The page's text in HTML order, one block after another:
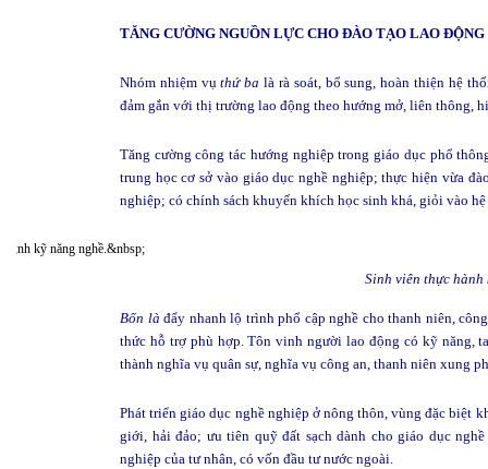
TĂNG CƯỜNG NGUỒN LỰC CHO ĐÀO TẠO LAO
Nhóm nhiệm vụthứ ba là rà soát, bổ sung, hoàn thiện hệ
đảm gắn với thị trường lao động theo hướng mở, liên thông,
Tăng cường công tác hướng nghiệp trong giáo dục phổ
trung học cơ sở vào giáo dục nghề nghiệp; thực hiện vừa
nghiệp; có chính sách khuyến khích học sinh khá, giỏi vào
Sinh viên thực
Bốn là đẩy nhanh lộ trình phổ cập nghề cho thanh niên,
thức hỗ trợ phù hợp. Tôn vinh người lao động có kỹ năng,
thành nghĩa vụ quân sự, nghĩa vụ công an, thanh niên xung
Phát triển giáo dục nghề nghiệp ở nông thôn, vùng đặc biệt
giới, hải đảo; ưu tiên quỹ đất sạch dành cho giáo dục
nghiệp của tư nhân, có vốn đầu tư nước ngoài.